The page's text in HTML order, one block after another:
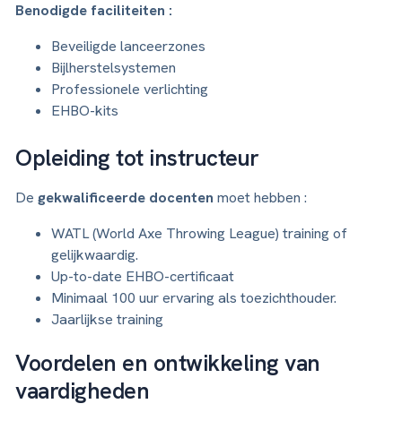
Benodigde faciliteiten :
Beveiligde lanceerzones
Bijlherstelsystemen
Professionele verlichting
EHBO-kits
Opleiding tot instructeur
Degekwalificeerde docenten moet hebben :
WATL (World Axe Throwing League) training of
gelijkwaardig.
Up-to-date EHBO-certificaat
Minimaal 100 uur ervaring als toezichthouder.
Jaarlijkse training
Voordelen en ontwikkeling van
vaardigheden